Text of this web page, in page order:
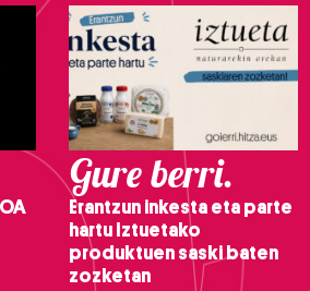
Gure berri.
Erantzun inkesta eta parte
hartu Iztuetako
produktuen saski baten
zozketan